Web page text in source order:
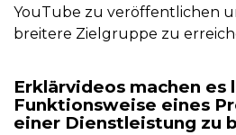
YouTube zu veröffentlichen
breitere Zielgruppe zu
Erklärvideos machen es
Funktionsweise eines
einer Dienstleistung zu